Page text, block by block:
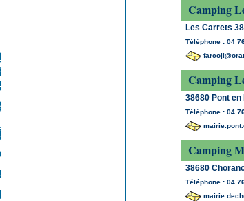
Camping
Les Carrets
Téléphone : 04
Camping
38680 Pont en
Téléphone : 04
Camping
38680
Téléphone : 04